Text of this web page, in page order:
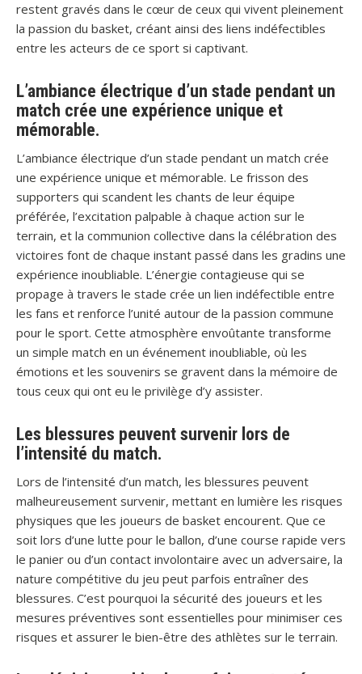
restent gravés dans le cœur de ceux qui vivent pleinement
la passion du basket, créant ainsi des liens indéfectibles
entre les acteurs de ce sport si captivant.
L’ambiance électrique d’un stade pendant un
match crée une expérience unique et
mémorable.
L’ambiance électrique d’un stade pendant un match crée
une expérience unique et mémorable. Le frisson des
supporters qui scandent les chants de leur équipe
préférée, l’excitation palpable à chaque action sur le
terrain, et la communion collective dans la célébration des
victoires font de chaque instant passé dans les gradins une
expérience inoubliable. L’énergie contagieuse qui se
propage à travers le stade crée un lien indéfectible entre
les fans et renforce l’unité autour de la passion commune
pour le sport. Cette atmosphère envoûtante transforme
un simple match en un événement inoubliable, où les
émotions et les souvenirs se gravent dans la mémoire de
tous ceux qui ont eu le privilège d’y assister.
Les blessures peuvent survenir lors de
l’intensité du match.
Lors de l’intensité d’un match, les blessures peuvent
malheureusement survenir, mettant en lumière les risques
physiques que les joueurs de basket encourent. Que ce
soit lors d’une lutte pour le ballon, d’une course rapide vers
le panier ou d’un contact involontaire avec un adversaire, la
nature compétitive du jeu peut parfois entraîner des
blessures. C’est pourquoi la sécurité des joueurs et les
mesures préventives sont essentielles pour minimiser ces
risques et assurer le bien-être des athlètes sur le terrain.